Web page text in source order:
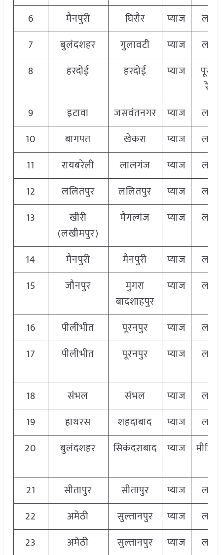
6
मैनपुरी घिरौर प्याज
लाल
7
बुलंदशहर गुलावटी प्याज
लाल
8
हरदोई हरदोई प्याज
पूसा-
रेड
9
इटावा जसवंतनगर प्याज
लाल
10
बागपत खेकरा प्याज
लाल
11
रायबरेली लालगंज प्याज
लाल
12
ललितपुर ललितपुर प्याज
लाल
13
खीरी
(लखीमपुर)
मैगल्गंज प्याज लाल
14 मैनपुरी मैनपुरी प्याज
लाल
15
जौनपुर
मुगरा
बादशाहपुर
प्याज लाल
16 पीलीभीत पूरनपुर प्याज
लाल
17
पीलीभीत पूरनपुर प्याज लाल
18 संभल संभल प्याज
लाल
19
हाथरस शहदाबाद प्याज
लाल
20
बुलंदशहर सिकंदराबाद प्याज
21 सीतापुर सीतापुर प्याज
लाल
22
अमेठी सुल्तानपुर प्याज
लाल
23
अमेठी सुल्तानपुर प्याज लाल